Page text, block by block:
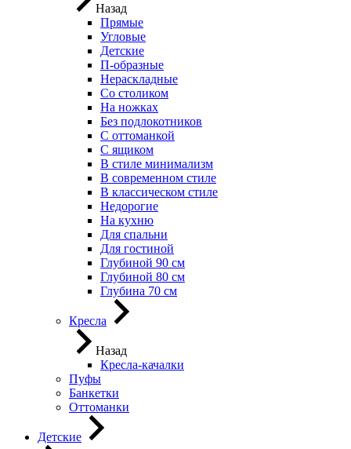
Назад
Прямые
Угловые
Детские
П-образные
Нераскладные
Со столиком
На ножках
Без подлокотников
С оттоманкой
С ящиком
В стиле минимализм
В современном стиле
В классическом стиле
Недорогие
На кухню
Для спальни
Для гостиной
Глубиной 90 см
Глубиной 80 см
Глубина 70 см
Кресла
Назад
Кресла-качалки
Пуфы
Банкетки
Оттоманки
Детские